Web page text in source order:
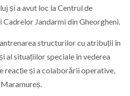
și a avut loc la Centrul de
Jandarmi din Gheorgheni.
structurilor cu atribuții în
al situațiilor speciale în vederea
reacție și a colaborării operative,